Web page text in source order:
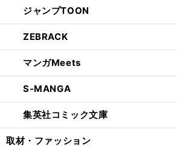
ジャンプTOON
ZEBRACK
マンガMeets
S-MANGA
集英社コミック文庫
取材・ファッション